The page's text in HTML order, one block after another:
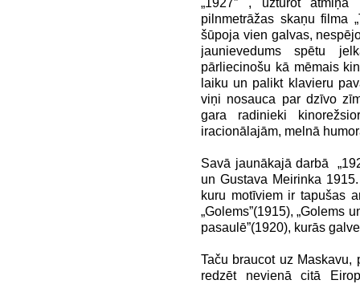
„1927” , uzturot
pilnmetrāžas skaņu filma
šūpoja vien galvas,
jaunievedums spētu
pārliecinošu kā mēmais
laiku un palikt klavieru
viņi nosauca par dzīvo
gara radinieki
iracionālajām, melnā
Savā jaunākajā darbā
un Gustava Meirinka
kuru motīviem ir tapušas
„Golems”(1915), „Golems
pasaulē”(1920), kurās
Taču braucot uz Maskavu,
redzēt nevienā citā